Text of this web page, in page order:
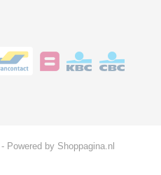
Powered by Shoppagina.nl